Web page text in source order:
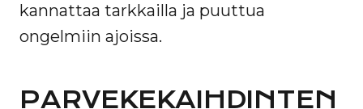
kannattaa tarkkailla ja puuttua
ongelmiin ajoissa.
PARVEKEKAIHDINTEN